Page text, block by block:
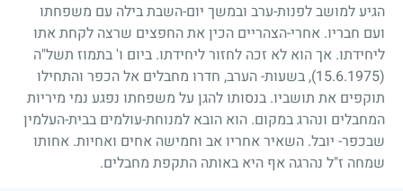
הגיע למושב לפנות-ערב ובמשך יום-השבת בילה עם משפחתו
ועם חבריו. אחרי-הצהריים הכין את החפצים שרצה לקחת אתו
ליחידתו. אך הוא לא זכה לחזור ליחידתו. ביום ו' בתמוז תשל"ה
(15.6.1975)
, בשעות- הערב, חדרו מחבלים אל הכפר והתחילו
תוקפים את תושביו. בנסותו להגן על משפחתו נפגע נמי מיריות
המחבלים ונהרג במקום. הוא הובא למנוחת-עולמים בבית-העלמין
שבכפר- יובל. השאיר אחריו אב וחמישה אחים ואחיות. אחותו
שמחה ז"ל נהרגה אף היא באותה התקפת מחבלים.